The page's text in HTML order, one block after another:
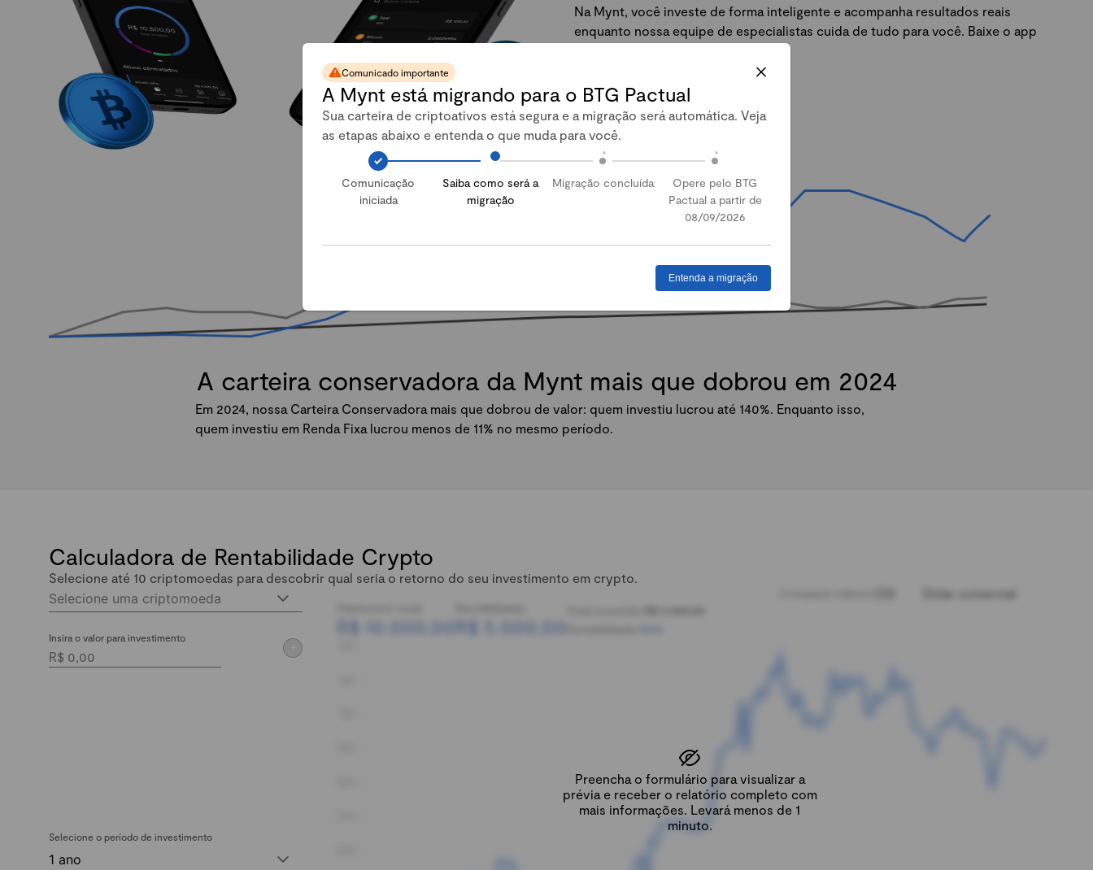
Na Mynt, você investe de forma inteligente e acompanha resultados reais
enquanto nossa equipe de especialistas cuida de tudo para você. Baixe o app
Abrir conta
A carteira conservadora da Mynt mais que dobrou em 2024
Em 2024, nossa Carteira Conservadora mais que dobrou de valor: quem investiu lucrou até 140%. Enquanto isso,
quem investiu em Renda Fixa lucrou menos de 11% no mesmo período.
Calculadora de Rentabilidade Crypto
Selecione até 10 criptomoedas para descobrir qual seria o retorno do seu investimento em crypto.
Selecione uma criptomoeda
Insira o valor para investimento
Selecione o período de investimento
1 ano
Preencha o formulário para visualizar a
prévia e receber o relatório completo com
mais informações. Levará menos de 1
minuto.
Dólar comercial
R$ 10.000,00 R$ 5.000,00
Comunicado importante
A Mynt está migrando para o BTG Pactual
Sua carteira de criptoativos está segura e a migração será automática. Veja
as etapas abaixo e entenda o que muda para você.
Comunicação
iniciada
Saiba como será a
migração
Migração concluída
Opere pelo BTG
Pactual a partir de
08/09/2026
Entenda a migração